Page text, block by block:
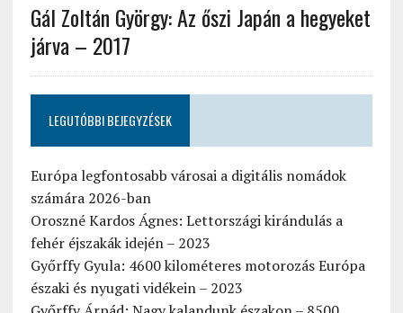
Gál Zoltán György: Az őszi Japán a hegyeket
járva – 2017
LEGUTÓBBI BEJEGYZÉSEK
Európa legfontosabb városai a digitális nomádok
számára 2026-ban
Oroszné Kardos Ágnes: Lettországi kirándulás a
fehér éjszakák idején – 2023
Győrffy Gyula: 4600 kilométeres motorozás Európa
északi és nyugati vidékein – 2023